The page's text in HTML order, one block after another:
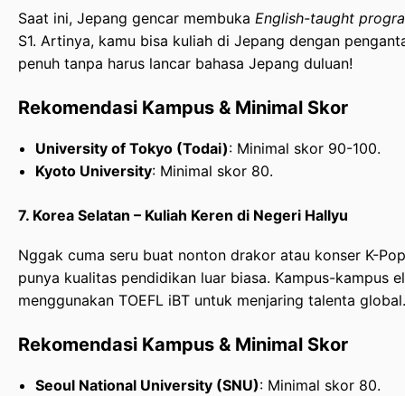
Saat ini, Jepang gencar membuka English-taught
S1. Artinya, kamu bisa kuliah di Jepang dengan
penuh tanpa harus lancar bahasa Jepang duluan!
Rekomendasi Kampus & Minimal Skor
University of Tokyo (Todai): Minimal skor 90-100.
Kyoto University: Minimal skor 80.
7. Korea Selatan – Kuliah Keren di Negeri Hallyu
Nggak cuma seru buat nonton drakor atau konser K-
punya kualitas pendidikan luar biasa. Kampus-kampus
menggunakan TOEFL iBT untuk menjaring talenta global.
Rekomendasi Kampus & Minimal Skor
Seoul National University (SNU): Minimal skor 80.